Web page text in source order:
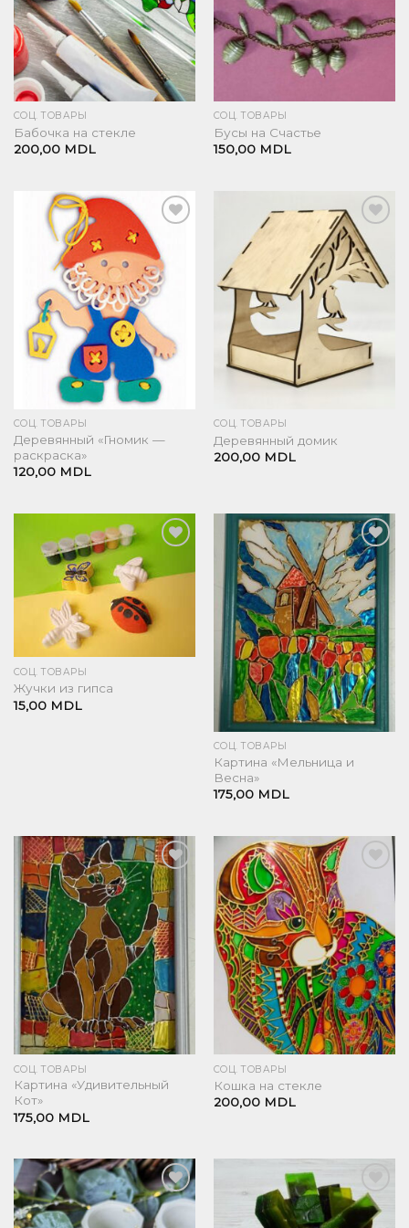
СОЦ. ТОВАРЫ
Бабочка на стекле
200,00 MDL
СОЦ. ТОВАРЫ
Бусы на Счастье
150,00 MDL
Добавить
в список
желаний
СОЦ. ТОВАРЫ
Деревянный «Гномик —
раскраска»
120,00 MDL
Добавить
в список
желаний
СОЦ. ТОВАРЫ
Деревянный домик
200,00 MDL
Добавить
в список
желаний
СОЦ. ТОВАРЫ
Жучки из гипса
15,00 MDL
Добавить
в список
желаний
СОЦ. ТОВАРЫ
Картина «Мельница и
Весна»
175,00 MDL
Добавить
в список
желаний
СОЦ. ТОВАРЫ
Картина «Удивительный
Кот»
175,00 MDL
Добавить
в список
желаний
СОЦ. ТОВАРЫ
Кошка на стекле
200,00 MDL
Добавить
в список
Добавить
в список